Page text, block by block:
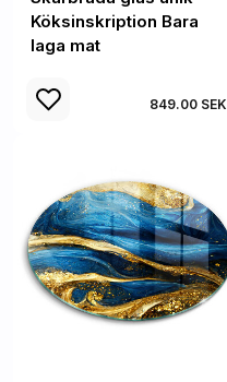
Köksinskription Bara
laga mat
849.00 SEK